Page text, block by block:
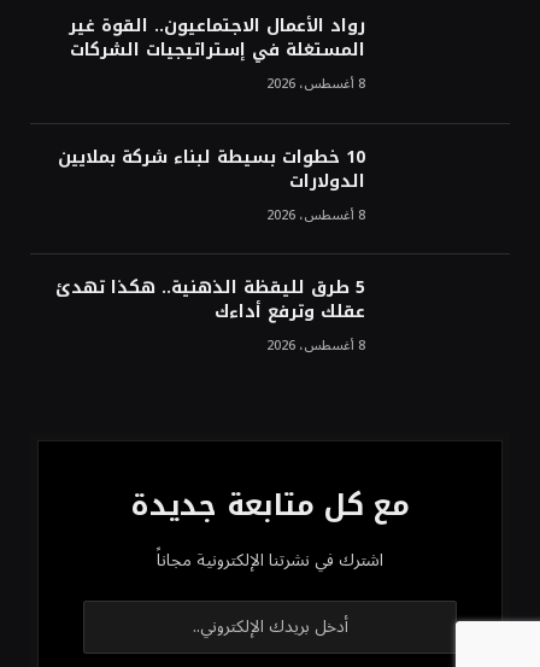
ترقب تطورات الوساطة بشأن الحرب
رواد الأعمال الاجتماعيون.. القوة غير
المستغلة في إستراتيجيات الشركات
8 أغسطس، 2026
10 خطوات بسيطة لبناء شركة بملايين
الدولارات
8 أغسطس، 2026
5 طرق لليقظة الذهنية.. هكذا تهدئ
عقلك وترفع أداءك
8 أغسطس، 2026
مع كل متابعة جديدة
اشترك في نشرتنا الإلكترونية مجاناً